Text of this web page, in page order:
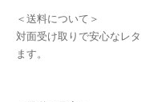
＜送料について＞
対面受け取りで安心なレ
ます。